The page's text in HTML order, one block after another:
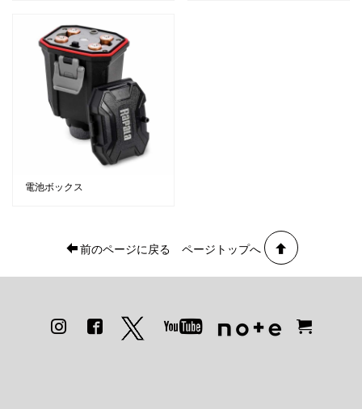
電池ボックス
前のページに戻る ページトップへ